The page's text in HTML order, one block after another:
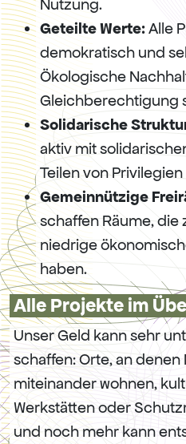
Nutzung.
Geteilte Werte:Alle
demokratisch und
Ökologische
Gleichberechtigung
Solidarische
aktiv mit
Teilen von
Gemeinnützige
schaffen Räume,
niedrige
haben.
Alle Projekte im
Unser Geld kann sehr
schaffen: Orte, an
miteinander wohnen,
Werkstätten oder
und noch mehr kann